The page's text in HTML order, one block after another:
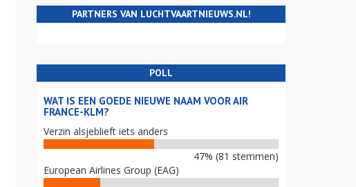
PARTNERS VAN LUCHTVAARTNIEUWS.NL!
POLL
WAT IS EEN GOEDE NIEUWE NAAM VOOR AIR
FRANCE-KLM?
Verzin alsjeblieft iets anders
47% (81 stemmen)
European Airlines Group (EAG)